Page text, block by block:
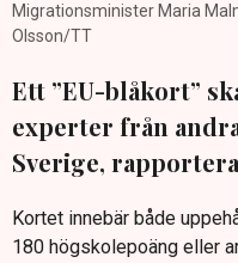
Migrationsminister Maria
Olsson/TT
Ett ”EU-blåkort”
experter från
Sverige,
Kortet innebär både
180 högskolepoäng eller